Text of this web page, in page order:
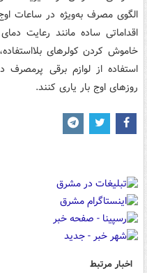
الگوی مصرف به‌ویژه در ساعات
خاموش کردن کولرهای
استفاده از لوازم برقی
روزهای اوج بار یاری کنند.
اخبار مرتبط